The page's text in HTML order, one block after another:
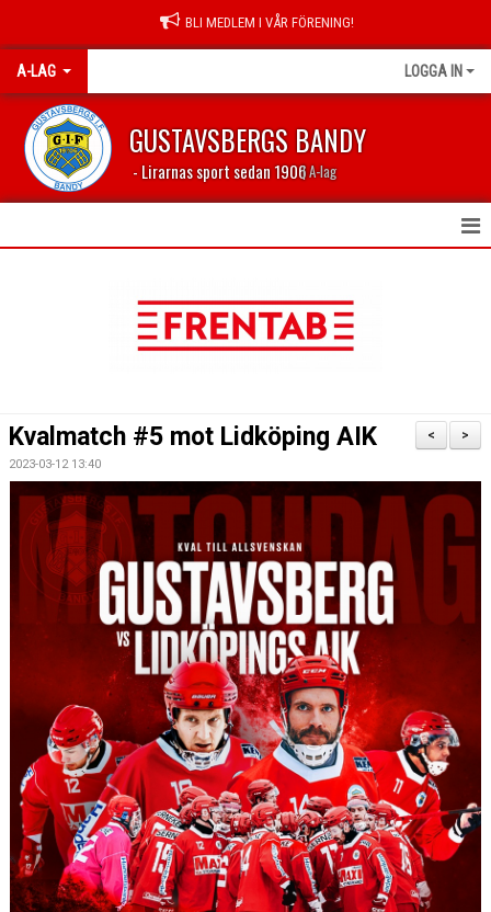
BLI MEDLEM I VÅR FÖRENING!
A-LAG LOGGA IN
GUSTAVSBERGS BANDY
- Lirarnas sport sedan 1906| A-lag
MATCHER
TRUPPEN
BILDGALLERI
KONTAKT
>
<
Kvalmatch #5 mot Lidköping AIK
2023-03-12 13:40